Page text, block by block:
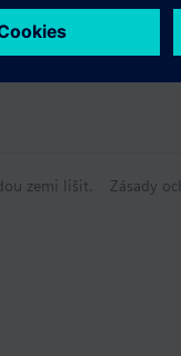
zemi lišit. Zásady